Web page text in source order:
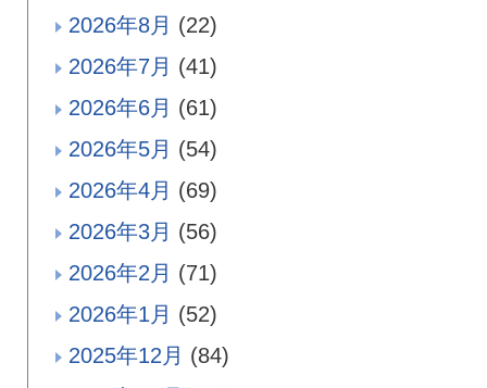
2026年8月 (22)
2026年7月 (41)
2026年6月 (61)
2026年5月 (54)
2026年4月 (69)
2026年3月 (56)
2026年2月 (71)
2026年1月 (52)
2025年12月 (84)